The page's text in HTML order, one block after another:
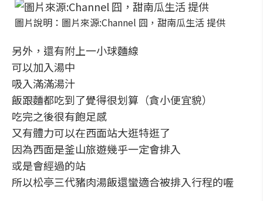
圖片說明：圖片來源:Channel 囧，甜南瓜生活 提供
另外，還有附上一小球麵線
可以加入湯中
吸入滿滿湯汁
飯跟麵都吃到了覺得很划算（貪小便宜貌）
吃完之後很有飽足感
又有體力可以在西面站大逛特逛了
因為西面是釜山旅遊幾乎一定會排入
或是會經過的站
所以松亭三代豬肉湯飯還蠻適合被排入行程的喔